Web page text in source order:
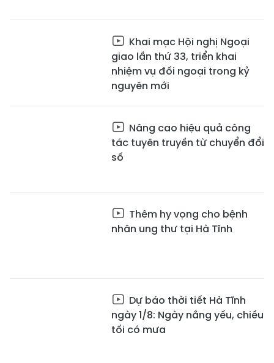
Khai mạc Hội nghị Ngoại
giao lần thứ 33, triển khai
nhiệm vụ đối ngoại trong kỷ
nguyên mới
Nâng cao hiệu quả công
tác tuyên truyền từ chuyển đổi
số
Thêm hy vọng cho bệnh
nhân ung thư tại Hà Tĩnh
Dự báo thời tiết Hà Tĩnh
ngày 1/8: Ngày nắng yếu, chiều
tối có mưa